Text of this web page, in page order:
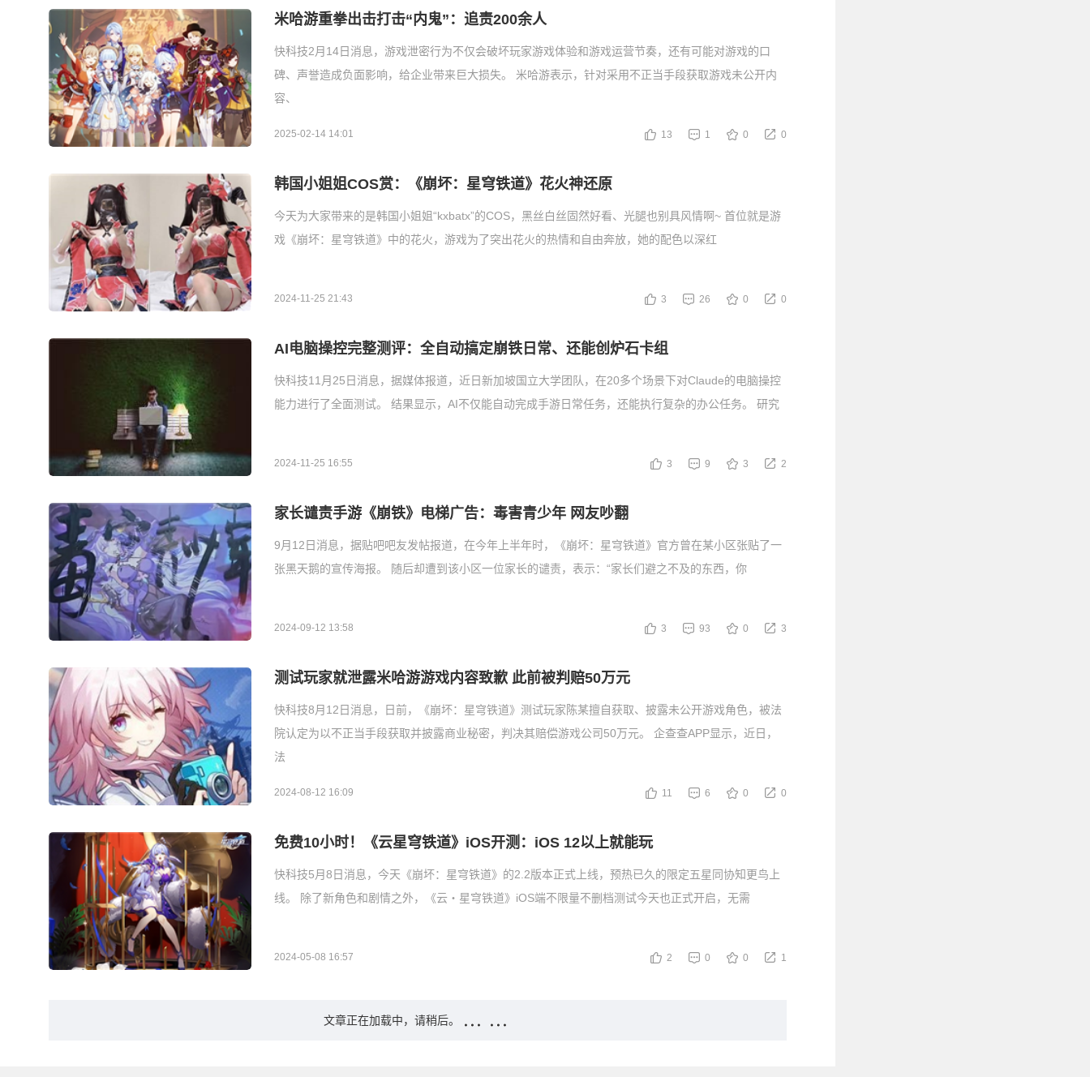
米哈游重拳出击打击“内鬼”：追责200余人
快科技2月14日消息，游戏泄密行为不仅会破坏玩家游戏体验和游戏运营节奏，还有可能对游戏的口
碑、声誉造成负面影响，给企业带来巨大损失。 米哈游表示，针对采用不正当手段获取游戏未公开内
容、
2025-02-14 14:01 13 1 0 0
韩国小姐姐COS赏：《崩坏：星穹铁道》花火神还原
今天为大家带来的是韩国小姐姐“kxbatx”的COS，黑丝白丝固然好看、光腿也别具风情啊~ 首位就是游
戏《崩坏：星穹铁道》中的花火，游戏为了突出花火的热情和自由奔放，她的配色以深红
2024-11-25 21:43 3 26 0 0
AI电脑操控完整测评：全自动搞定崩铁日常、还能创炉石卡组
快科技11月25日消息，据媒体报道，近日新加坡国立大学团队，在20多个场景下对Claude的电脑操控
能力进行了全面测试。 结果显示，AI不仅能自动完成手游日常任务，还能执行复杂的办公任务。 研究
2024-11-25 16:55 3 9 3 2
家长谴责手游《崩铁》电梯广告：毒害青少年 网友吵翻
9月12日消息，据贴吧吧友发帖报道，在今年上半年时，《崩坏：星穹铁道》官方曾在某小区张贴了一
张黑天鹅的宣传海报。 随后却遭到该小区一位家长的谴责，表示：“家长们避之不及的东西，你
2024-09-12 13:58 3 93 0 3
测试玩家就泄露米哈游游戏内容致歉 此前被判赔50万元
快科技8月12日消息，日前，《崩坏：星穹铁道》测试玩家陈某擅自获取、披露未公开游戏角色，被法
院认定为以不正当手段获取并披露商业秘密，判决其赔偿游戏公司50万元。 企查查APP显示，近日，
法
2024-08-12 16:09 11 6 0 0
免费10小时！《云星穹铁道》iOS开测：iOS 12以上就能玩
快科技5月8日消息，今天《崩坏：星穹铁道》的2.2版本正式上线，预热已久的限定五星同协知更鸟上
线。 除了新角色和剧情之外，《云・星穹铁道》iOS端不限量不删档测试今天也正式开启，无需
2024-05-08 16:57 2 0 0 1
文章正在加载中，请稍后。